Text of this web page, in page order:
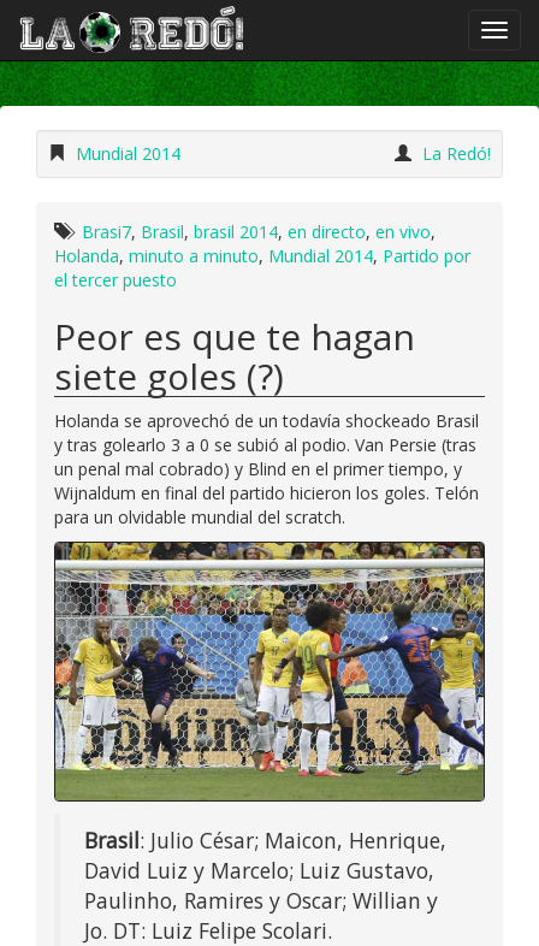
Mundial 2014 La Redó!
Brasi7, Brasil, brasil 2014, en directo, en vivo,
Holanda, minuto a minuto, Mundial 2014, Partido por
el tercer puesto
Peor es que te hagan
siete goles (?)
Holanda se aprovechó de un todavía shockeado Brasil
y tras golearlo 3 a 0 se subió al podio. Van Persie (tras
un penal mal cobrado) y Blind en el primer tiempo, y
Wijnaldum en final del partido hicieron los goles. Telón
para un olvidable mundial del scratch.
Brasil: Julio César; Maicon, Henrique,
David Luiz y Marcelo; Luiz Gustavo,
Paulinho, Ramires y Oscar; Willian y
Jo. DT: Luiz Felipe Scolari.